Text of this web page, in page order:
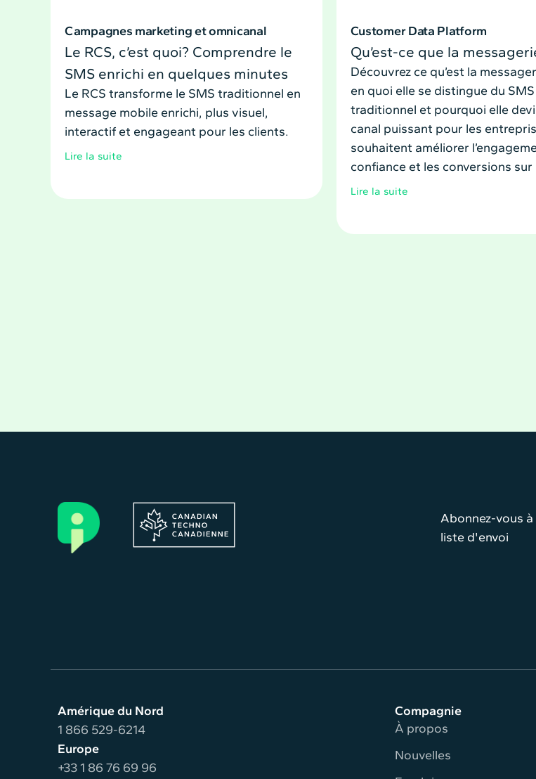
Campagnes marketing et omnicanal
Le RCS, c’est quoi? Comprendre le
SMS enrichi en quelques minutes
Le RCS transforme le SMS traditionnel en
message mobile enrichi, plus visuel,
interactif et engageant pour les clients.
Lire la suite
Customer Data Platform
Qu’est-ce que la
Découvrez ce qu’est la
en quoi elle se distingue du SMS
traditionnel et pourquoi elle
canal puissant pour les
souhaitent améliorer
confiance et les conversions sur
Lire la suite
Abonnez-vous
liste d'envoi
Amérique du Nord
1 866 529-6214
Europe
+33 1 86 76 69 96
Compagnie
À propos
Nouvelles